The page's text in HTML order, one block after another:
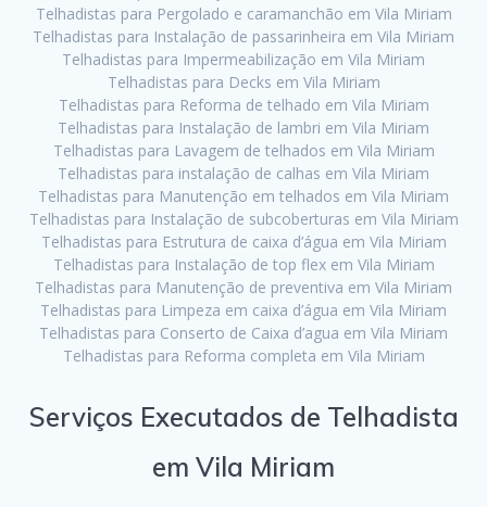
Telhadistas para Pergolado e caramanchão em Vila Miriam
Telhadistas para Instalação de passarinheira em Vila Miriam
Telhadistas para Impermeabilização em Vila Miriam
Telhadistas para Decks em Vila Miriam
Telhadistas para Reforma de telhado em Vila Miriam
Telhadistas para Instalação de lambri em Vila Miriam
Telhadistas para Lavagem de telhados em Vila Miriam
Telhadistas para instalação de calhas em Vila Miriam
Telhadistas para Manutenção em telhados em Vila Miriam
Telhadistas para Instalação de subcoberturas em Vila Miriam
Telhadistas para Estrutura de caixa d’água em Vila Miriam
Telhadistas para Instalação de top flex em Vila Miriam
Telhadistas para Manutenção de preventiva em Vila Miriam
Telhadistas para Limpeza em caixa d’água em Vila Miriam
Telhadistas para Conserto de Caixa d’agua em Vila Miriam
Telhadistas para Reforma completa em Vila Miriam
Serviços Executados de Telhadista
em Vila Miriam